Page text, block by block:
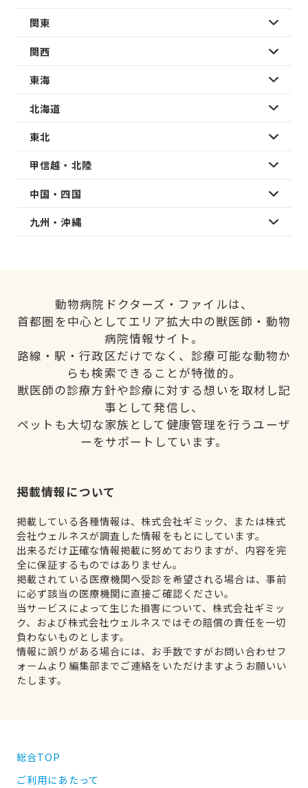
関東
関西
東海
北海道
東北
甲信越・北陸
中国・四国
九州・沖縄
動物病院ドクターズ・ファイルは、
首都圏を中心としてエリア拡大中の獣医師・動物
病院情報サイト。
路線・駅・行政区だけでなく、診療可能な動物か
らも検索できることが特徴的。
獣医師の診療方針や診療に対する想いを取材し記
事として発信し、
ペットも大切な家族として健康管理を行うユーザ
ーをサポートしています。
掲載情報について
掲載している各種情報は、株式会社ギミック、または株式
会社ウェルネスが調査した情報をもとにしています。
出来るだけ正確な情報掲載に努めておりますが、内容を完
全に保証するものではありません。
掲載されている医療機関へ受診を希望される場合は、事前
に必ず該当の医療機関に直接ご確認ください。
当サービスによって生じた損害について、株式会社ギミッ
ク、および株式会社ウェルネスではその賠償の責任を一切
負わないものとします。
情報に誤りがある場合には、お手数ですがお問い合わせフ
ォームより編集部までご連絡をいただけますようお願いい
たします。
総合TOP
ご利用にあたって